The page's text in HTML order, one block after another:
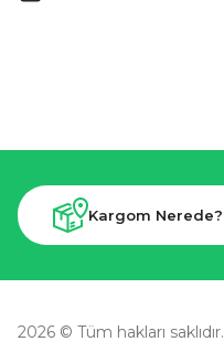
Kargom Nerede?
2026 © Tüm hakları